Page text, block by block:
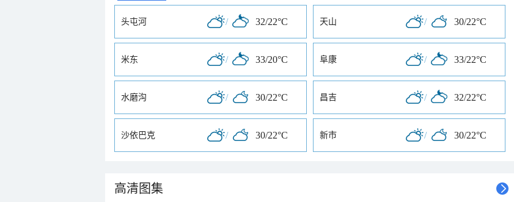
头屯河 / 32/22°C 天山 / 30/22°C
米东 / 33/20°C 阜康 / 33/22°C
水磨沟 / 30/22°C 昌吉 / 32/22°C
沙依巴克 / 30/22°C 新市 / 30/22°C
高清图集